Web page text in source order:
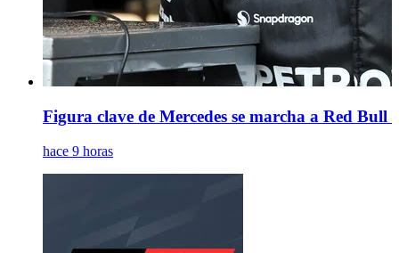
Figura clave de Mercedes se marcha a Red
hace 9 horas